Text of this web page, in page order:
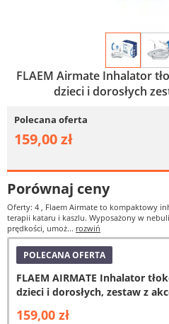
FLAEM Airmate Inhalator
dzieci i dorosłych
Polecana oferta
159,00 zł
Porównaj ceny
Oferty: 4 , Flaem Airmate to kompaktowy
terapii kataru i kaszlu. Wyposażony w
prędkości, umoż... rozwiń
POLECANA OFERTA
FLAEM AIRMATE Inhalator
dzieci i dorosłych, zestaw z
159,00 zł